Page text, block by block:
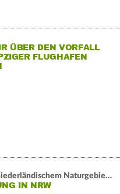
ÜBER DEN VORFALL
FLUGHAFEN
Lage in niederländischem Naturgebiet stabil
IN NRW